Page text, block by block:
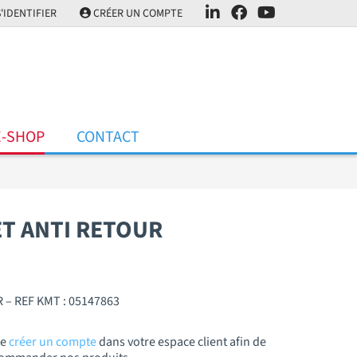
CRÉER UN COMPTE
SHOP CONTACT
ANTI RETOUR
– REF KMT : 05147863
créer un comptedans votre espace client afin de